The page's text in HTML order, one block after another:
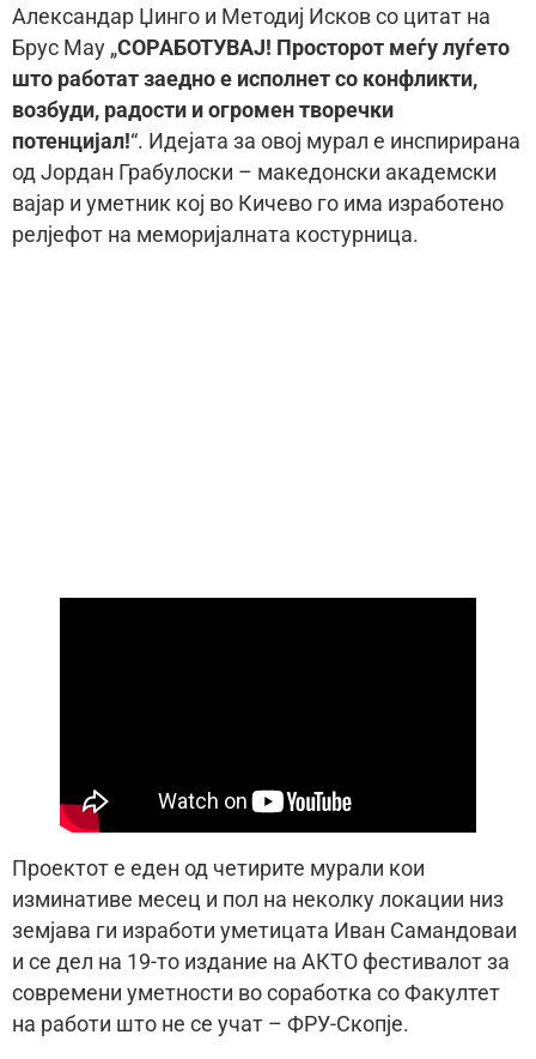
Александар Џинго и Методиј Исков со цитат на
Брус Мау „СОРАБОТУВАЈ! Просторот меѓу луѓето
што работат заедно е исполнет со конфликти,
возбуди, радости и огромен творечки
потенцијал!“. Идејата за овој мурал е инспирирана
од Јордан Грабулоски – македонски академски
вајар и уметник кој во Кичево го има изработено
релјефот на меморијалната костурница.
Проектот е еден од четирите мурали кои
изминативе месец и пол на неколку локации низ
земјава ги изработи уметицата Иван Самандоваи
и се дел на 19-то издание на АКТО фестивалот за
современи уметности во соработка со Факултет
на работи што не се учат – ФРУ-Скопје.